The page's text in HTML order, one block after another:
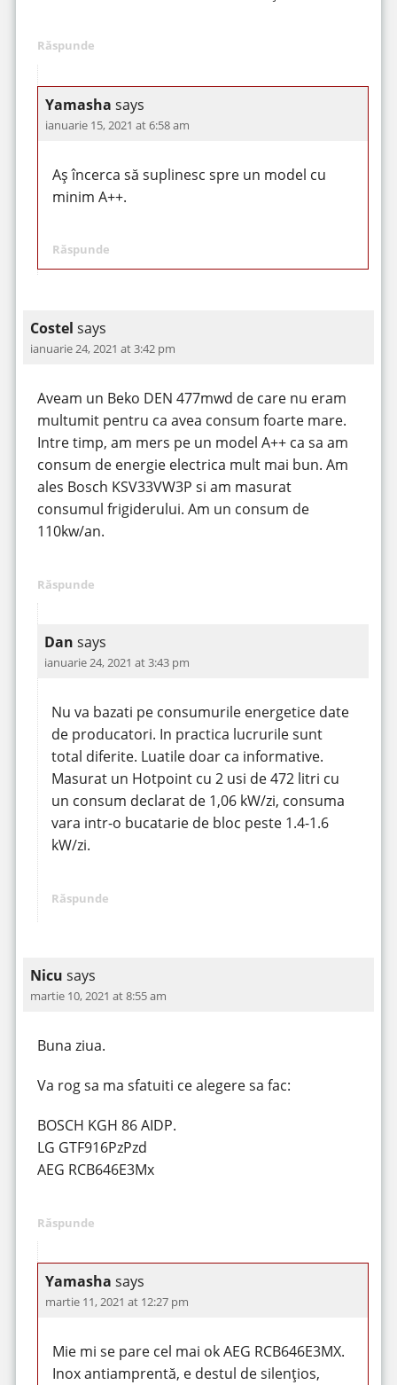
Răspunde
Yamasha says
ianuarie 15, 2021 at 6:58 am
Aș încerca să suplinesc spre un model cu
minim A++.
Răspunde
Costel says
ianuarie 24, 2021 at 3:42 pm
Aveam un Beko DEN 477mwd de care nu eram
multumit pentru ca avea consum foarte mare.
Intre timp, am mers pe un model A++ ca sa am
consum de energie electrica mult mai bun. Am
ales Bosch KSV33VW3P si am masurat
consumul frigiderului. Am un consum de
110kw/an.
Răspunde
Dan says
ianuarie 24, 2021 at 3:43 pm
Nu va bazati pe consumurile energetice date
de producatori. In practica lucrurile sunt
total diferite. Luatile doar ca informative.
Masurat un Hotpoint cu 2 usi de 472 litri cu
un consum declarat de 1,06 kW/zi, consuma
vara intr-o bucatarie de bloc peste 1.4-1.6
kW/zi.
Răspunde
Nicu says
martie 10, 2021 at 8:55 am
Buna ziua.
Va rog sa ma sfatuiti ce alegere sa fac:
BOSCH KGH 86 AIDP.
LG GTF916PzPzd
AEG RCB646E3Mx
Răspunde
Yamasha says
martie 11, 2021 at 12:27 pm
Mie mi se pare cel mai ok AEG RCB646E3MX.
Inox antiamprentă, e destul de silențios,